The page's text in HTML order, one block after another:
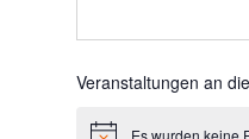
Veranstaltungen an